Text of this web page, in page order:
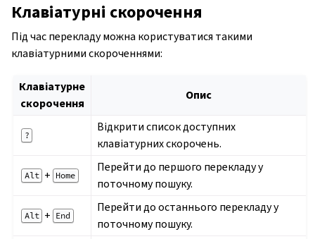
Клавіатурні скорочення
Під час перекладу можна користуватися такими
клавіатурними скороченнями:
Клавіатурне
скорочення
Опис
?
Відкрити список доступних
клавіатурних скорочень.
Alt + Home
Перейти до першого перекладу у
поточному пошуку.
Alt + End
Перейти до останнього перекладу у
поточному пошуку.